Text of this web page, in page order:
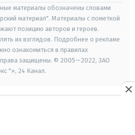
материалы обозначены словами
материал". Материалы с пометкой
позицию авторов и героев.
их взглядов. Подробнее о рекламе
ознакомиться в правилах
права защищены. © 2005—2022, ЗАО
"», 24 Канал.